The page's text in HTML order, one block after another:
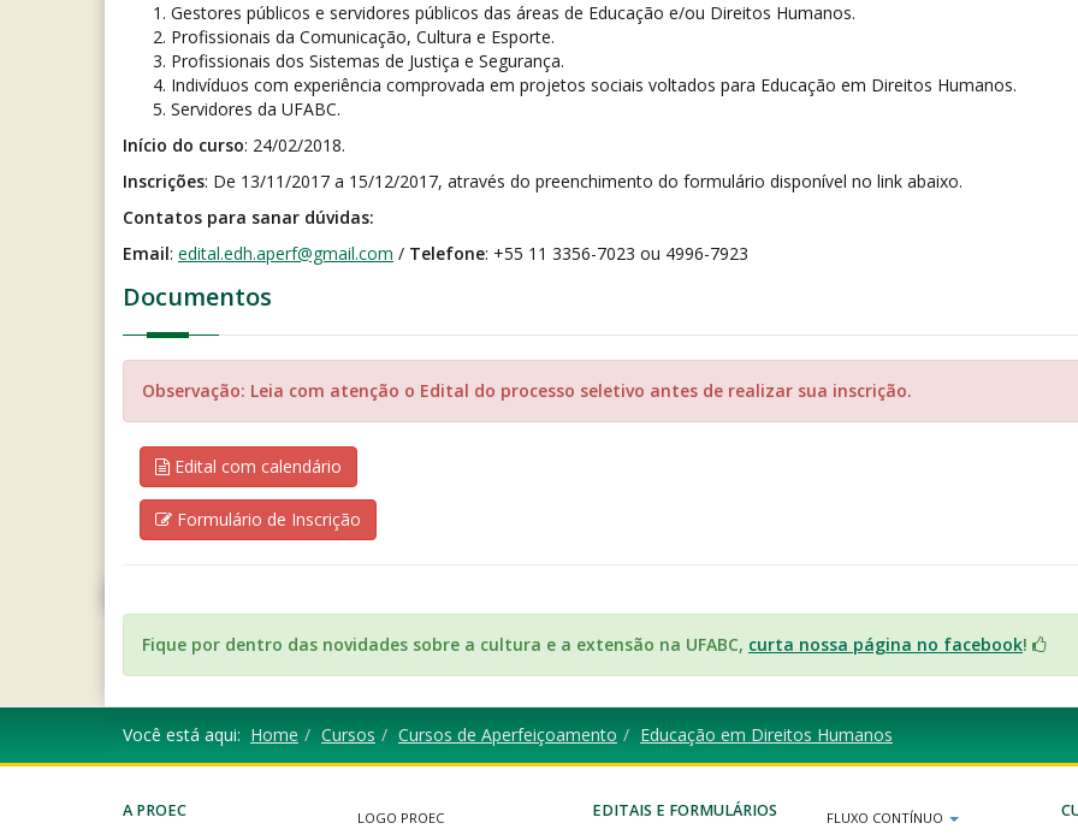
Gestores públicos e servidores públicos das áreas de Educação e/ou Direitos Humanos.
Profissionais da Comunicação, Cultura e Esporte.
Profissionais dos Sistemas de Justiça e Segurança.
Indivíduos com experiência comprovada em projetos sociais voltados para Educação em Direitos Humanos.
Servidores da UFABC.
Início do curso: 24/02/2018.
Inscrições: De 13/11/2017 a 15/12/2017, através do preenchimento do formulário disponível no link abaixo.
Contatos para sanar dúvidas:
Email: edital.edh.aperf@gmail.com / Telefone: +55 11 3356-7023 ou 4996-7923
Documentos
Observação: Leia com atenção o Edital do processo seletivo antes de realizar sua inscrição.
Edital com calendário
Formulário de Inscrição
Fique por dentro das novidades sobre a cultura e a extensão na UFABC, curta nossa página no facebook!
Você está aqui: Home Cursos Cursos de Aperfeiçoamento Educação em Direitos Humanos
A PROEC
LOGO PROEC
EDITAIS E FORMULÁRIOS
FLUXO CONTÍNUO